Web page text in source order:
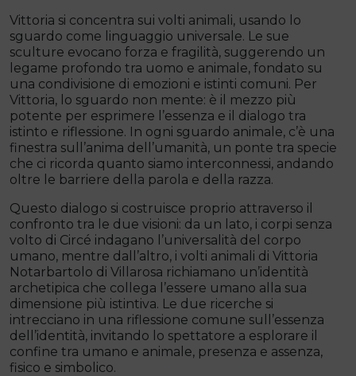
Vittoria si concentra sui volti animali, usando lo
sguardo come linguaggio universale. Le sue
sculture evocano forza e fragilità, suggerendo un
legame profondo tra uomo e animale, fondato su
una condivisione di emozioni e istinti comuni. Per
Vittoria, lo sguardo non mente: è il mezzo più
potente per esprimere l’essenza e il dialogo tra
istinto e riflessione. In ogni sguardo animale, c’è una
finestra sull’anima dell’umanità, un ponte tra specie
che ci ricorda quanto siamo interconnessi, andando
oltre le barriere della parola e della razza.
Questo dialogo si costruisce proprio attraverso il
confronto tra le due visioni: da un lato, i corpi senza
volto di Circé indagano l’universalità del corpo
umano, mentre dall’altro, i volti animali di Vittoria
Notarbartolo di Villarosa richiamano un’identità
archetipica che collega l’essere umano alla sua
dimensione più istintiva. Le due ricerche si
intrecciano in una riflessione comune sull’essenza
dell’identità, invitando lo spettatore a esplorare il
confine tra umano e animale, presenza e assenza,
fisico e simbolico.